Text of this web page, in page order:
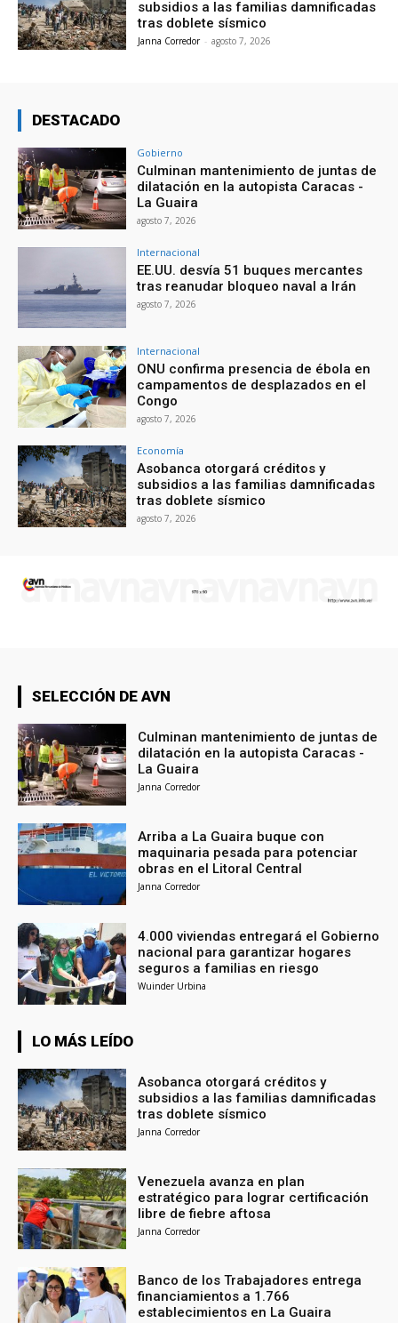
subsidios a las familias damnificadas
tras doblete sísmico
Janna Corredor - agosto 7, 2026
DESTACADO
Gobierno
Culminan mantenimiento de juntas de
dilatación en la autopista Caracas -
La Guaira
agosto 7, 2026
Internacional
EE.UU. desvía 51 buques mercantes
tras reanudar bloqueo naval a Irán
agosto 7, 2026
Internacional
ONU confirma presencia de ébola en
campamentos de desplazados en el
Congo
agosto 7, 2026
Economía
Asobanca otorgará créditos y
subsidios a las familias damnificadas
tras doblete sísmico
agosto 7, 2026
SELECCIÓN DE AVN
Culminan mantenimiento de juntas de
dilatación en la autopista Caracas -
La Guaira
Janna Corredor
Arriba a La Guaira buque con
maquinaria pesada para potenciar
obras en el Litoral Central
Janna Corredor
4.000 viviendas entregará el Gobierno
nacional para garantizar hogares
seguros a familias en riesgo
Wuinder Urbina
LO MÁS LEÍDO
Asobanca otorgará créditos y
subsidios a las familias damnificadas
tras doblete sísmico
Janna Corredor
Venezuela avanza en plan
estratégico para lograr certificación
libre de fiebre aftosa
Janna Corredor
Banco de los Trabajadores entrega
financiamientos a 1.766
establecimientos en La Guaira